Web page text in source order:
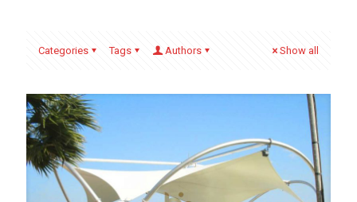
Categories Tags Authors Show all